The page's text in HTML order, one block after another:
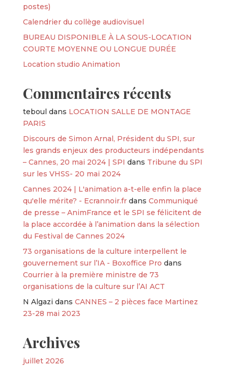
postes)
Calendrier du collège audiovisuel
BUREAU DISPONIBLE À LA SOUS-LOCATION
COURTE MOYENNE OU LONGUE DURÉE
Location studio Animation
Commentaires récents
teboul dans LOCATION SALLE DE MONTAGE
PARIS
Discours de Simon Arnal, Président du SPI, sur
les grands enjeux des producteurs indépendants
– Cannes, 20 mai 2024 | SPI dans Tribune du SPI
sur les VHSS- 20 mai 2024
Cannes 2024 | L'animation a-t-elle enfin la place
qu'elle mérite? - Ecrannoir.frdans Communiqué
de presse – AnimFrance et le SPI se félicitent de
la place accordée à l’animation dans la sélection
du Festival de Cannes 2024
73 organisations de la culture interpellent le
gouvernement sur l’IA - Boxoffice Pro dans
Courrier à la première ministre de 73
organisations de la culture sur l’AI ACT
N Algazi dans CANNES – 2 pièces face Martinez
23-28 mai 2023
Archives
juillet 2026